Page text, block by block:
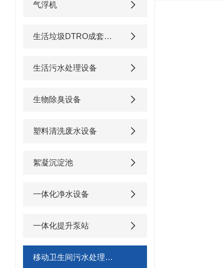
气浮机
生活垃圾DTRO成套渗滤液处理设备
生活污水处理设备
生物除臭设备
塑料清洗废水设备
絮凝沉淀池
一体化净水设备
一体化提升泵站
移动卫生间污水处理设备